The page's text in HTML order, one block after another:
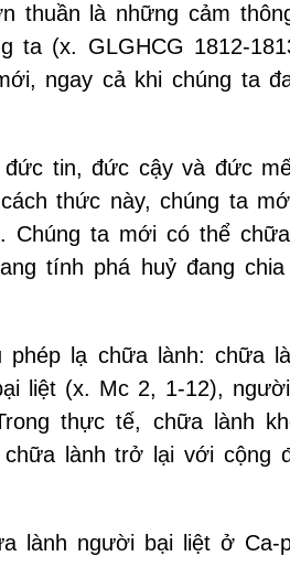
thuần là những cảm
ta (x. GLGHCG 1812-
ngay cả khi chúng ta
tin, đức cậy và đức
thức này, chúng ta
ta mới có thể
tính phá huỷ đang
lạ chữa lành: chữa
liệt (x. Mc 2, 1-12),
thực tế, chữa lành
lành trở lại với cộng
lành người bại liệt ở Ca-